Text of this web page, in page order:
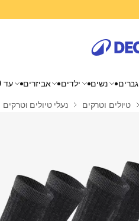
גברים נשים ילדים אביזרים עד 50 ש"ח
טיולים וטרקים נעלי טיולים וטרקים